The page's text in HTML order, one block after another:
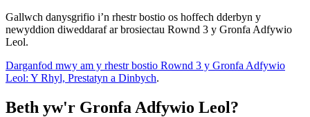
Gallwch danysgrifio i’n rhestr bostio os hoffech dderbyn y
newyddion diweddaraf ar brosiectau Rownd 3 y Gronfa Adfywio
Leol.
Darganfod mwy am y rhestr bostio Rownd 3 y Gronfa Adfywio
Leol: Y Rhyl, Prestatyn a Dinbych.
Beth yw'r Gronfa Adfywio Leol?